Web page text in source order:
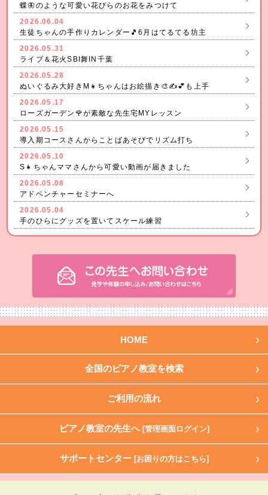
蝶🦋‪のような可愛い花びらのお花をみつけて
2026.06.04
生徒ちゃんの手作りカレンダー🎵6月はてるてる坊主
2026.05.31
ライブ＆花火SBI舞IN千葉
2026.05.28
ぬいぐるみ大好きM👧ちゃんはお絵描き🎨✍💕も上手
2026.05.17
ローズガーデン🌹が素敵な先生宅MYレッスン
2026.05.15
導入期コースさんからことばあそびでリズム打ち
2026.05.10
S👧ちゃんママさんから可愛い動画が届きました
2026.05.08
アドベンチャーセミナーへ
2026.05.04
手のひらにグッズを置いてスケール練習
HOME
全国のピアノ教室を検索
ご利用の流れ
ピアノ教室の先生へ [管理画面ログイン]
サポートセンター [お困りの方はこちら]